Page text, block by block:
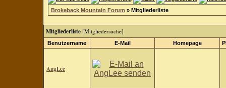
Brokeback Mountain Forum » Mitgliederliste
Mitgliederliste [Mitgliedersuche]
Benutzername E-Mail Homepage
AngLee